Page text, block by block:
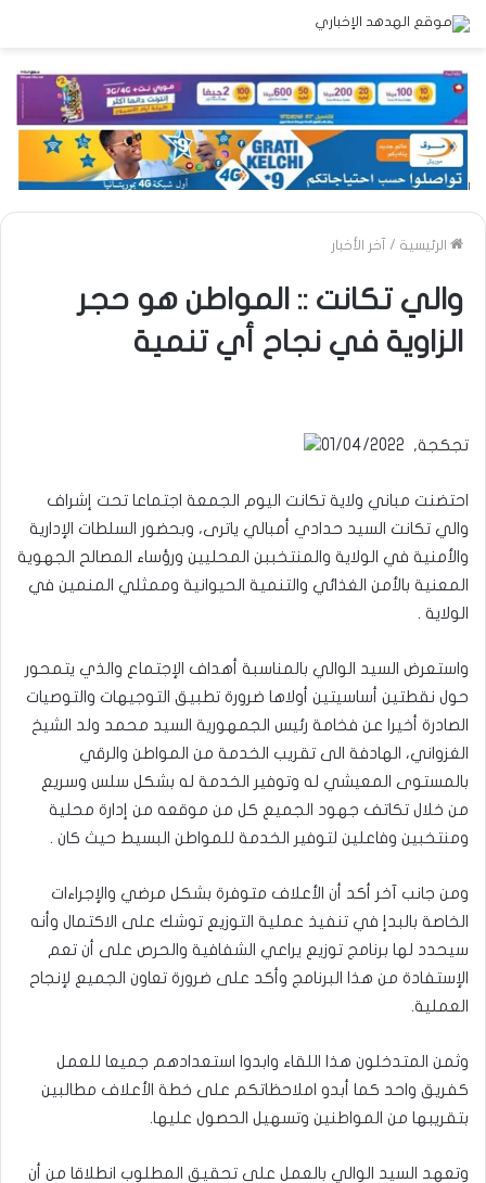
الرئيسية / آخر الأخبار
والي تكانت :: المواطن هو حجر
الزاوية في نجاح أي تنمية
تجكجة, 01/04/2022
احتضنت مباني ولاية تكانت اليوم الجمعة اجتماعا تحت إشراف
والي تكانت السيد حدادي أمبالي ياترى، وبحضور السلطات الإدارية
والأمنية في الولاية والمنتخببن المحليين ورؤساء المصالح الجهوية
المعنية بالأمن الغذائي والتنمية الحيوانية وممثلي المنمين في
الولاية .
واستعرض السيد الوالي بالمناسبة أهداف الإجتماع والذي يتمحور
حول نقطتين أساسيتين أولاها ضرورة تطبيق التوجيهات والتوصيات
الصادرة أخيرا عن فخامة رئيس الجمهورية السيد محمد ولد الشيخ
الغزواني، الهادفة الى تقريب الخدمة من المواطن والرقي
بالمستوى المعيشي له وتوفير الخدمة له بشكل سلس وسريع
من خلال تكاتف جهود الجميع كل من موقعه من إدارة محلية
ومنتخبين وفاعلين لتوفير الخدمة للمواطن البسيط حيث كان .
ومن جانب آخر أكد أن الأعلاف متوفرة بشكل مرضي والإجراءات
الخاصة بالبدإ في تنفيذ عملية التوزيع توشك على الاكتمال وأنه
سيحدد لها برنامج توزيع يراعي الشفافية والحرص على أن تعم
الإستفادة من هذا البرنامج وأكد على ضرورة تعاون الجميع لإنجاح
العملية.
وثمن المتدخلون هذا اللقاء وابدوا استعدادهم جميعا للعمل
كفريق واحد كما أبدو املاحظاتكم على خطة الأعلاف مطالبين
بتقريبها من المواطنين وتسهيل الحصول عليها.
وتعهد السيد الوالي بالعمل على تحقيق المطلوب انطلاقا من أن